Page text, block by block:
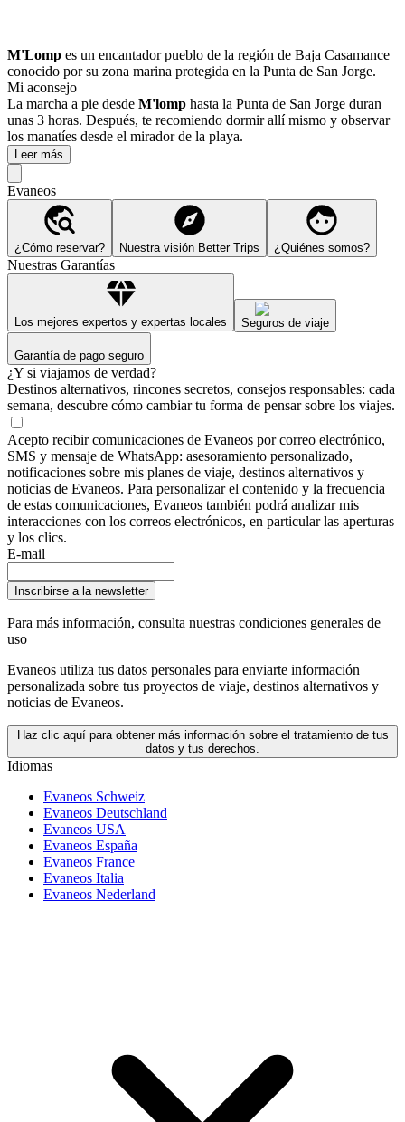
M'Lomp es un encantador pueblo de la región de Baja Casamance
conocido por su zona marina protegida en la Punta de San Jorge.
Mi aconsejo
La marcha a pie desde M'lomp hasta la Punta de San Jorge duran
unas 3 horas. Después, te recomiendo dormir allí mismo y observar
los manatíes desde el mirador de la playa.
Leer más
Evaneos
¿Cómo reservar? Nuestra visión Better Trips ¿Quiénes somos?
Nuestras Garantías
Los mejores expertos y expertas locales Seguros de viaje
Garantía de pago seguro
¿Y si viajamos de verdad?
Destinos alternativos, rincones secretos, consejos responsables: cada
semana, descubre cómo cambiar tu forma de pensar sobre los viajes.
Acepto recibir comunicaciones de Evaneos por correo electrónico,
SMS y mensaje de WhatsApp: asesoramiento personalizado,
notificaciones sobre mis planes de viaje, destinos alternativos y
noticias de Evaneos. Para personalizar el contenido y la frecuencia
de estas comunicaciones, Evaneos también podrá analizar mis
interacciones con los correos electrónicos, en particular las aperturas
y los clics.
E-mail
Inscribirse a la newsletter
Para más información, consulta nuestras condiciones generales de
uso
Evaneos utiliza tus datos personales para enviarte información
personalizada sobre tus proyectos de viaje, destinos alternativos y
noticias de Evaneos.
Haz clic aquí para obtener más información sobre el tratamiento de tus
datos y tus derechos.
Idiomas
Evaneos Schweiz
Evaneos Deutschland
Evaneos USA
Evaneos España
Evaneos France
Evaneos Italia
Evaneos Nederland